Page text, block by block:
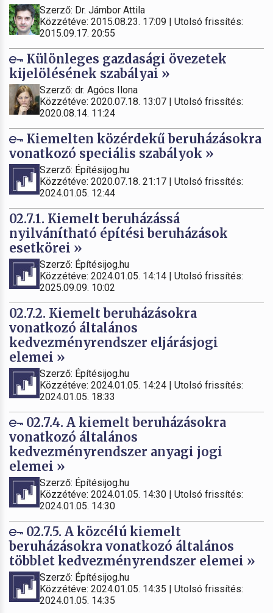
Szerző: Dr. Jámbor Attila
Közzétéve: 2015.08.23. 17:09 | Utolsó frissítés:
2015.09.17. 20:55
Különleges gazdasági övezetek
kijelölésének szabályai »
Szerző: dr. Agócs Ilona
Közzétéve: 2020.07.18. 13:07 | Utolsó frissítés:
2020.08.14. 11:24
Kiemelten közérdekű beruházásokra
vonatkozó speciális szabályok »
Szerző: Építésijog.hu
Közzétéve: 2020.07.18. 21:17 | Utolsó frissítés:
2024.01.05. 12:44
02.7.1. Kiemelt beruházássá
nyilvánítható építési beruházások
esetkörei »
Szerző: Építésijog.hu
Közzétéve: 2024.01.05. 14:14 | Utolsó frissítés:
2025.09.09. 10:02
02.7.2. Kiemelt beruházásokra
vonatkozó általános
kedvezményrendszer eljárásjogi
elemei »
Szerző: Építésijog.hu
Közzétéve: 2024.01.05. 14:24 | Utolsó frissítés:
2024.01.05. 18:33
02.7.4. A kiemelt beruházásokra
vonatkozó általános
kedvezményrendszer anyagi jogi
elemei »
Szerző: Építésijog.hu
Közzétéve: 2024.01.05. 14:30 | Utolsó frissítés:
2024.01.05. 14:30
02.7.5. A közcélú kiemelt
beruházásokra vonatkozó általános
többlet kedvezményrendszer elemei »
Szerző: Építésijog.hu
Közzétéve: 2024.01.05. 14:35 | Utolsó frissítés:
2024.01.05. 14:35